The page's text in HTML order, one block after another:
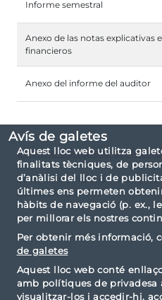
Avís de galetes
Aquest lloc web utilitza
finalitats tècniques, de
d’anàlisi del lloc i de
últimes ens permeten
hàbits de navegació (p. ex.,
per millorar els nostres
Per obtenir més informació,
de galetes
Aquest lloc web conté
amb polítiques de privadesa
visualitzar-los i accedir-hi,
Informe semestral
Anexo de las notas explicativas
financieros
Anexo del informe del auditor
Informe completo en
El informe ha sido
taxonomía IPP.